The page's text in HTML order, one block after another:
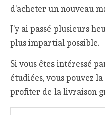
d’acheter un nouveau
J’y ai passé plusieurs
plus impartial possible.
Si vous êtes intéressé
étudiées, vous pouvez
profiter de la livraison